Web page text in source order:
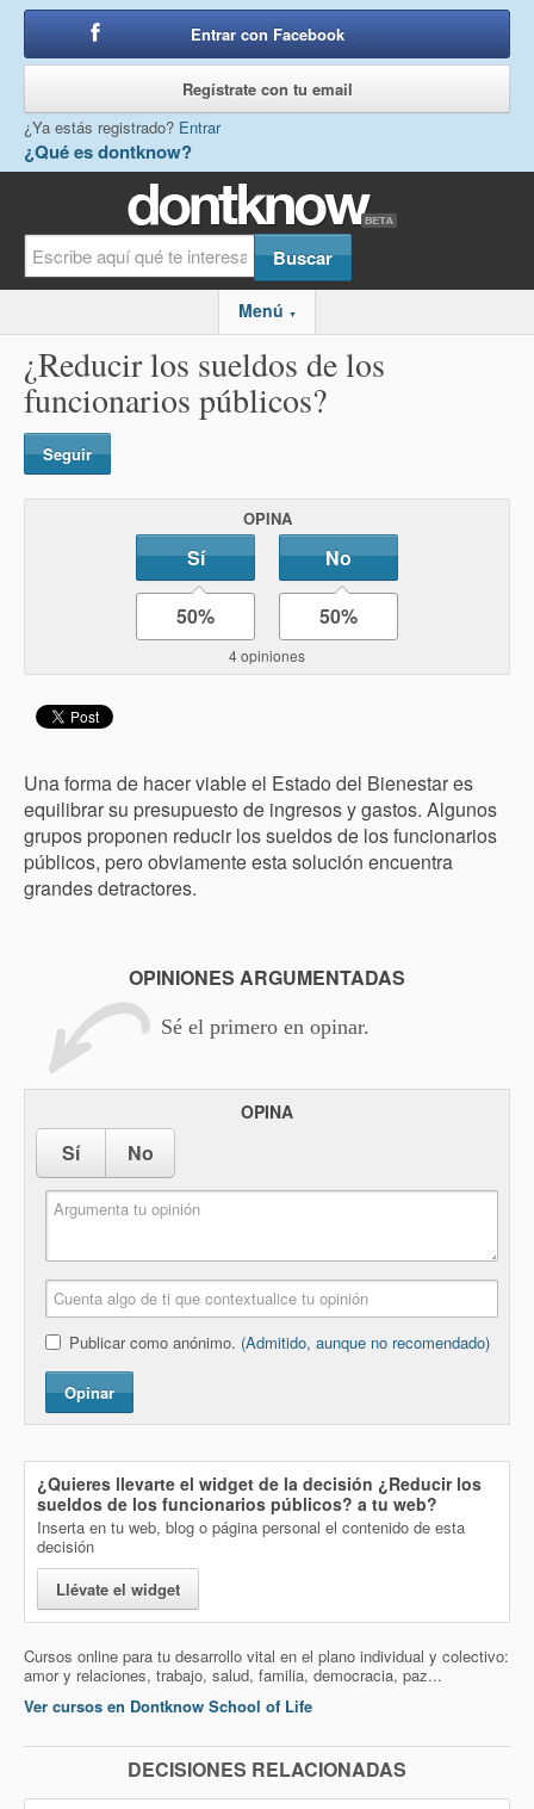
¿Qué es dontknow?
Entrar con Facebook
Regístrate con tu email
¿Ya estás registrado? Entrar
Menú ▼
¿Reducir los sueldos de los
funcionarios públicos?
Seguir
OPINA
Sí No
50% 50%
4 opiniones
Una forma de hacer viable el Estado del Bienestar es
equilibrar su presupuesto de ingresos y gastos. Algunos
grupos proponen reducir los sueldos de los funcionarios
públicos, pero obviamente esta solución encuentra
grandes detractores.
OPINIONES ARGUMENTADAS
Sé el primero en opinar.
OPINA
Sí No
Publicar como anónimo. (Admitido, aunque no recomendado)
Opinar
¿Quieres llevarte el widget de la decisión ¿Reducir los
sueldos de los funcionarios públicos? a tu web?
Inserta en tu web, blog o página personal el contenido de esta
decisión
Llévate el widget
Cursos online para tu desarrollo vital en el plano individual y colectivo:
amor y relaciones, trabajo, salud, familia, democracia, paz...
Ver cursos en Dontknow School of Life
DECISIONES RELACIONADAS